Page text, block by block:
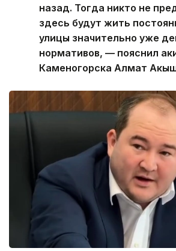
назад. Тогда никто не
здесь будут жить
улицы значительно уже
нормативов, — пояснил
Каменогорска Алмат